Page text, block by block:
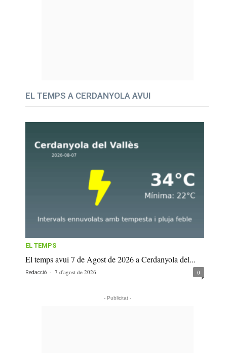
EL TEMPS A CERDANYOLA AVUI
EL TEMPS
El temps avui 7 de Agost de 2026 a Cerdanyola del...
Redacció - 7 d'agost de 2026 0
- Publicitat -